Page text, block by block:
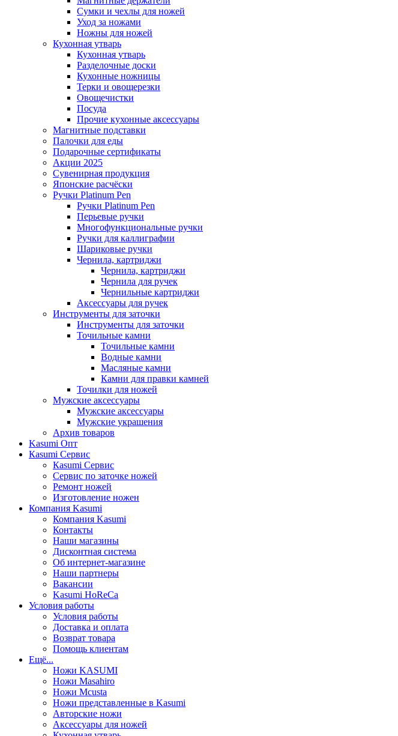
Сумки и чехлы для ножей
Уход за ножами
Ножны для ножей
Кухонная утварь
Кухонная утварь
Разделочные доски
Кухонные ножницы
Терки и овощерезки
Овощечистки
Посуда
Прочие кухонные аксессуары
Магнитные подставки
Палочки для еды
Подарочные сертификаты
Акции 2025
Сувенирная продукция
Японские расчёски
Ручки Platinum Pen
Ручки Platinum Pen
Перьевые ручки
Многофункциональные ручки
Ручки для каллиграфии
Шариковые ручки
Чернила, картриджи
Чернила, картриджи
Чернила для ручек
Чернильные картриджи
Аксессуары для ручек
Инструменты для заточки
Инструменты для заточки
Точильные камни
Точильные камни
Водные камни
Масляные камни
Камни для правки камней
Точилки для ножей
Мужские аксессуары
Мужские аксессуары
Мужские украшения
Архив товаров
Kasumi Опт
Кasumi Сервис
Кasumi Сервис
Сервис по заточке ножей
Ремонт ножей
Изготовление ножен
Компания Kasumi
Компания Kasumi
Контакты
Наши магазины
Дисконтная система
Об интернет-магазине
Наши партнеры
Вакансии
Kasumi HoReCa
Условия работы
Условия работы
Доставка и оплата
Возврат товара
Помощь клиентам
Ещё...
Ножи KASUMI
Ножи Masahiro
Ножи Mcusta
Ножи представленные в Kasumi
Авторские ножи
Аксессуары для ножей